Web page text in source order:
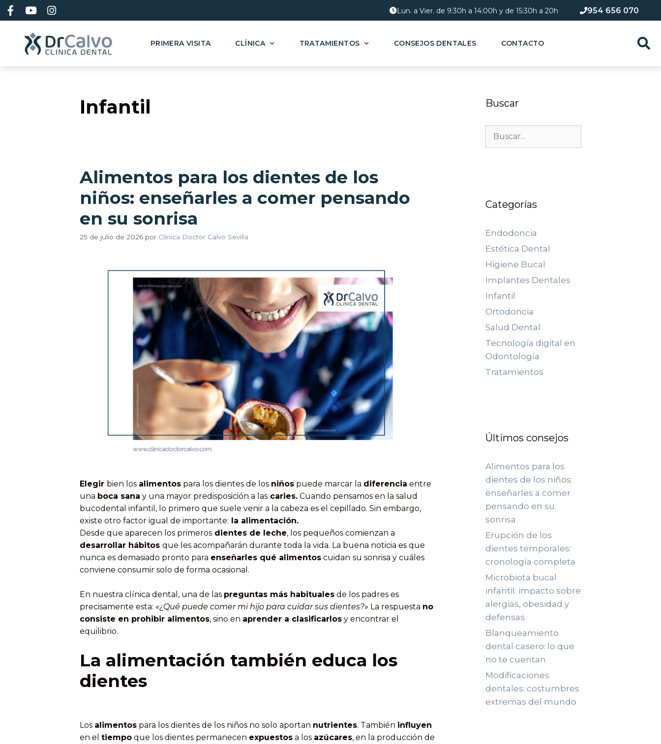
contenido Lun. a Vier. de 9:30h a 14:00h y de 15:30h a 20h​ 954 656 070
PRIMERA VISITA CLÍNICA TRATAMIENTOS CONSEJOS DENTALES CONTACTO
Infantil
Alimentos para los dientes de los
niños: enseñarles a comer pensando
en su sonrisa
25 de julio de 2026 por Clínica Doctor Calvo Sevilla
Elegir bien los alimentos para los dientes de los niños puede marcar la diferencia entre
una boca sana y una mayor predisposición a las caries. Cuando pensamos en la salud
bucodental infantil, lo primero que suele venir a la cabeza es el cepillado. Sin embargo,
existe otro factor igual de importante: la alimentación.
Desde que aparecen los primeros dientes de leche, los pequeños comienzan a
desarrollar hábitos que les acompañarán durante toda la vida. La buena noticia es que
nunca es demasiado pronto para enseñarles qué alimentos cuidan su sonrisa y cuáles
conviene consumir solo de forma ocasional.
En nuestra clínica dental, una de las preguntas más habituales de los padres es
precisamente esta: «¿Qué puede comer mi hijo para cuidar sus dientes?» La respuesta no
consiste en prohibir alimentos, sino en aprender a clasificarlos y encontrar el
equilibrio.
La alimentación también educa los
dientes
Los alimentos para los dientes de los niños no solo aportan nutrientes. También influyen
en el tiempo que los dientes permanecen expuestos a los azúcares, en la producción de
Buscar
Categorías
Endodoncia
Estética Dental
Higiene Bucal
Implantes Dentales
Infantil
Ortodoncia
Salud Dental
Tecnología digital en
Odontología
Tratamientos
Últimos consejos
Alimentos para los
dientes de los niños:
enseñarles a comer
pensando en su
sonrisa
Erupción de los
dientes temporales:
cronología completa
Microbiota bucal
infantil: impacto sobre
alergias, obesidad y
defensas
Blanqueamiento
dental casero: lo que
no te cuentan
Modificaciones
dentales: costumbres
extremas del mundo